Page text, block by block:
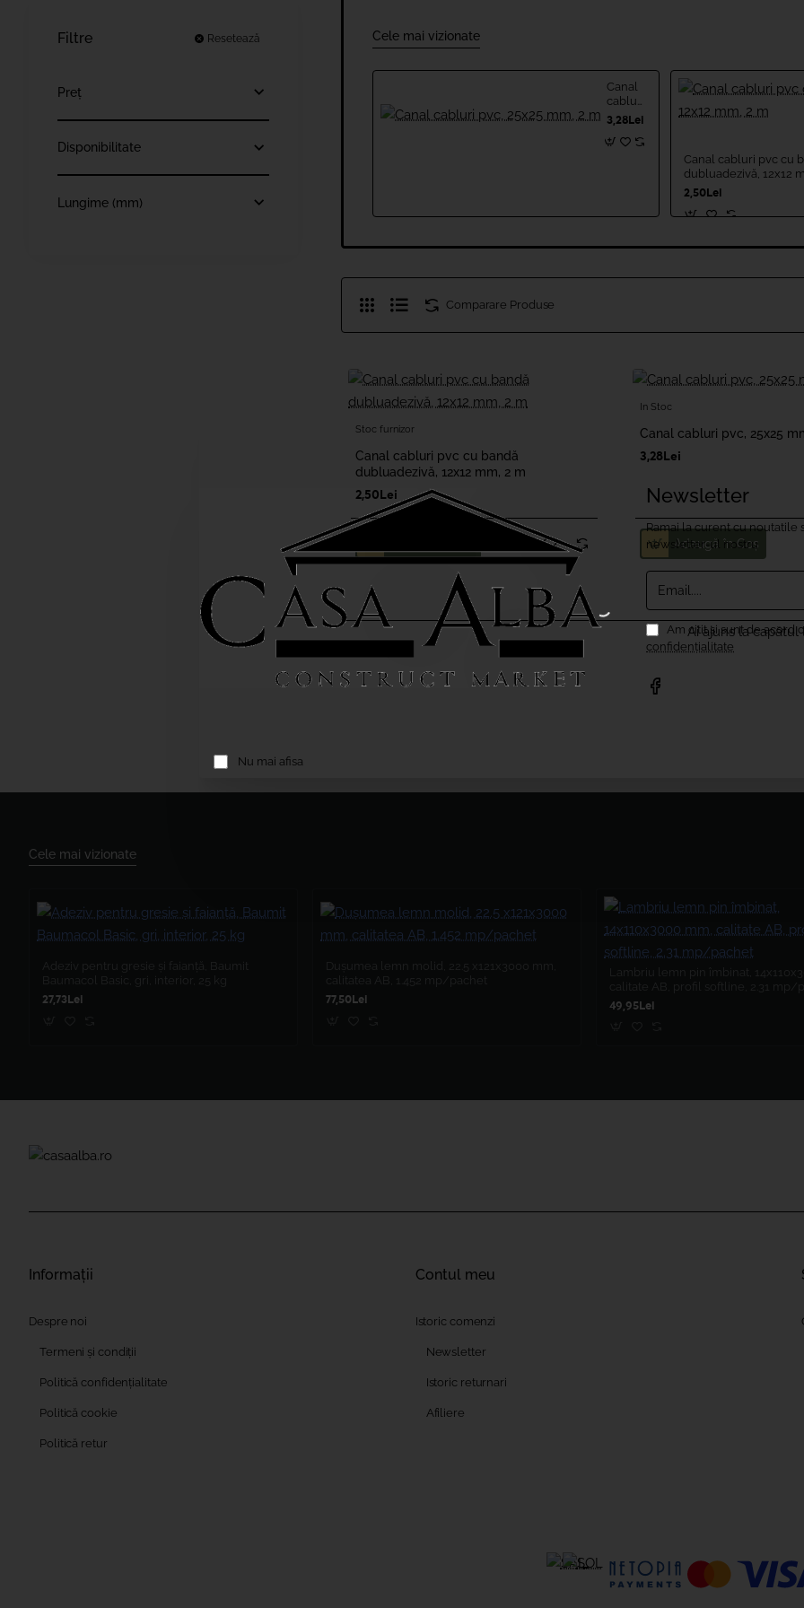
Newsletter
Ramai la curent cu
newsletter-ul nostru
Email....
Am citit şi sunt de acord
confidențialitate
Nu mai afisa
Filtre Resetează
Preț
Disponibilitate
Lungime (mm)
Cele mai vizionate
Canal
cabluri
pvc,
25x25
mm, 2
3,28Lei
Canal cabluri pvc cu
dubluadezivă, 12x12
2,50Lei
Comparare Produse
Stoc furnizor
Stoc furnizor
Canal cabluri pvc cu bandă
dubluadezivă, 12x12 mm, 2 m
2,50Lei
In Stoc
Canal cabluri pvc, 25x25
3,28Lei
Adaugă în Coş
Ai ajuns la capătul
Cele mai vizionate
Adeziv pentru gresie și faianță, Baumit
27,73Lei
calitatea AB, 1.452 mp/pachet
77,50Lei
calitate AB, profil softline, 2.31 mp/
49,95Lei
Informații
Despre noi
Termeni și condiții
Politică confidențialitate
Politică cookie
Politică retur
Contul meu
Istoric comenzi
Newsletter
Istoric returnari
Afiliere